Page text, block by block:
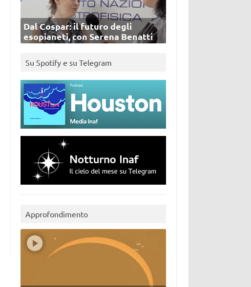
Dal Cospar: il futuro degli
esopianeti, con Serena Benatti
Su Spotify e su Telegram
Approfondimento